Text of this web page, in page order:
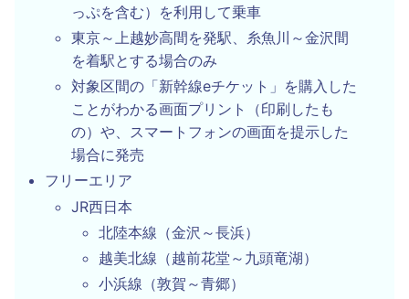
っぷを含む）を利用して乗車
東京～上越妙高間を発駅、糸魚川～金沢間
を着駅とする場合のみ
対象区間の「新幹線eチケット」を購入した
ことがわかる画面プリント（印刷したも
の）や、スマートフォンの画面を提示した
場合に発売
フリーエリア
JR西日本
北陸本線（金沢～長浜）
越美北線（越前花堂～九頭竜湖）
小浜線（敦賀～青郷）